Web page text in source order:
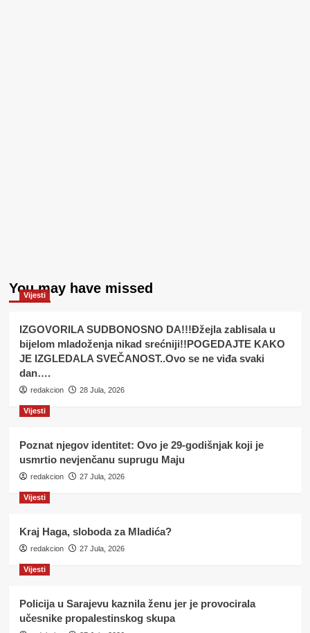
You may have missed
Vijesti
IZGOVORILA SUDBONOSNO DA!!!Đžejla zablisala u
bijelom mladoženja nikad srećniji!!POGEDAJTE KAKO
JE IZGLEDALA SVEČANOST..Ovo se ne viđa svaki
dan….
redakcion 28 Jula, 2026
Vijesti
Poznat njegov identitet: Ovo je 29-godišnjak koji je
usmrtio nevjenčanu suprugu Maju
redakcion 27 Jula, 2026
Vijesti
Kraj Haga, sloboda za Mladića?
redakcion 27 Jula, 2026
Vijesti
Policija u Sarajevu kaznila ženu jer je provocirala
učesnike propalestinskog skupa